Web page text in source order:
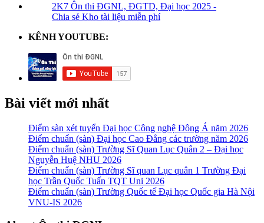
2K7 Ôn thi ĐGNL, ĐGTD, Đại học 2025 -
Chia sẻ Kho tài liệu miễn phí
KÊNH YOUTUBE:
Bài viết mới nhất
Điểm sàn xét tuyển Đại học Công nghệ Đông Á năm 2026
Điểm chuẩn (sàn) Đại học Cao Đẳng các trường năm 2026
Điểm chuẩn (sàn) Trường Sĩ Quan Lục Quân 2 – Đại học
Nguyễn Huệ NHU 2026
Điểm chuẩn (sàn) Trường Sĩ quan Lục quân 1 Trường Đại
học Trần Quốc Tuấn TQT Uni 2026
Điểm chuẩn (sàn) Trường Quốc tế Đại học Quốc gia Hà Nội
VNU-IS 2026